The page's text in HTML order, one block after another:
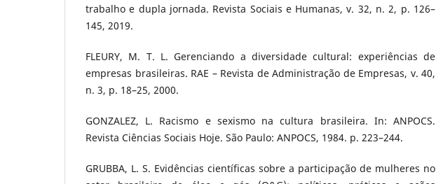
trabalho e dupla jornada. Revista Sociais e Humanas, v. 32, n. 2, p. 126–
145, 2019.
FLEURY, M. T. L. Gerenciando a diversidade cultural: experiências de
empresas brasileiras. RAE – Revista de Administração de Empresas, v. 40,
n. 3, p. 18–25, 2000.
GONZALEZ, L. Racismo e sexismo na cultura brasileira. In: ANPOCS.
Revista Ciências Sociais Hoje. São Paulo: ANPOCS, 1984. p. 223–244.
GRUBBA, L. S. Evidências científicas sobre a participação de mulheres no